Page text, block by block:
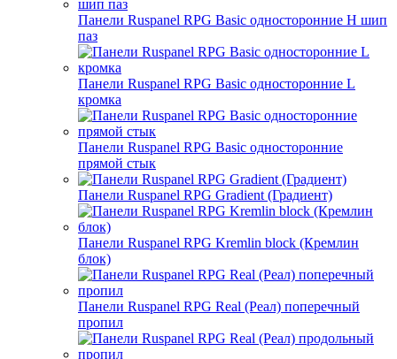
Панели Ruspanel RPG Basic односторонние H шип
паз
Панели Ruspanel RPG Basic односторонние L
кромка
Панели Ruspanel RPG Basic односторонние
прямой стык
Панели Ruspanel RPG Gradient (Градиент)
Панели Ruspanel RPG Kremlin block (Кремлин
блок)
Панели Ruspanel RPG Real (Реал) поперечный
пропил